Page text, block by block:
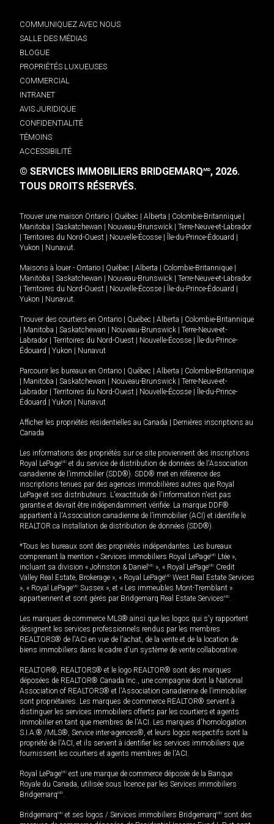
COMMUNIQUEZ AVEC NOUS
SALLE DES MÉDIAS
BLOGUE
PROPRIÉTÉS LUXUEUSES
COMMERCIAL
INTRANET
AVIS JURIDIQUE
CONFIDENTIALITÉ
TÉMOINS
ACCESSIBILITÉ
© SERVICES IMMOBILIERS BRIDGEMARQMD, 2026.
TOUS DROITS RÉSERVÉS.
Trouver une maison Ontario Québec Alberta Colombie-Britannique
Manitoba
Saskatchewan Nouveau-Brunswick
Terre-Neuve-et-Labrador
Territoires du Nord-Ouest Nouvelle-Écosse Île-du-Prince-Édouard
Yukon
Nunavut.
Maisons à louer - Ontario Québec Alberta Colombie-Britannique
Manitoba
Saskatchewan Nouveau-Brunswick
Terre-Neuve-et-Labrador
Territoires du Nord-Ouest Nouvelle-Écosse Île-du-Prince-Édouard
Yukon
Nunavut.
Trouver des courtiers en Ontario Québec Alberta
Colombie-Britannique
Manitoba Saskatchewan Nouveau-Brunswick
Terre-Neuve-et-
Labrador
Territoires du Nord-Ouest Nouvelle-Écosse
Île-du-Prince-
Édouard
Yukon Nunavut
Parcourir les bureaux en Ontario Québec Alberta
Colombie-Britannique
Manitoba Saskatchewan Nouveau-Brunswick
Terre-Neuve-et-
Labrador
Territoires du Nord-Ouest Nouvelle-Écosse
Île-du-Prince-
Édouard
Yukon Nunavut
Afficher les propriétés résidentielles au Canada
Dernières inscriptions au
Canada
Les informations des propriétés sur ce site proviennent des inscriptions
Royal LePageMD et du service de distribution de données de l'Association
canadienne de l’immobilier (SDD®). SDD® met en référence des
inscriptions tenues par des agences immobilières autres que Royal
LePage et ses distributeurs. L'exactitude de l'information n'est pas
garantie et devrait être indépendamment vérifiée. La marque DDF®
appartient à l'Association canadienne de l’immobilier (ACI) et identifie le
REALTOR.ca Installation de distribution de données (SDD®).
*Tous les bureaux sont des propriétés indépendantes. Les bureaux
comprenant la mention « Services immobiliers Royal LePageMD Ltée »,
incluant sa division « Johnston & Daniel MD », « Royal LePageMD Credit
Valley Real Estate, Brokerage », « Royal LePageMD West Real Estate Services
», « Royal LePageMD Sussex », et « Les immeubles Mont-Tremblant »
appartiennent et sont gérés par Bridgemarq Real Estate ServicesMD.
Les marques de commerce MLS® ainsi que les logos qui s'y rapportent
désignent les services professionnels rendus par les membres
REALTORS® de l'ACI en vue de l'achat, de la vente et de la location de
biens immobiliers dans le cadre d'un système de vente collaborative.
REALTOR®, REALTORS® et le logo REALTOR® sont des marques
déposées de REALTOR® Canada Inc., une compagnie dont la National
Association of REALTORS® et l'Association canadienne de l’immobilier
sont propriétaires. Les marques de commerce REALTOR® servent à
distinguer les services immobiliers offerts par les courtiers et agents
immobilier en tant que membres de l'ACI. Les marques d'homologation
S.I.A.® /MLS®, Service inter-agences®, et leurs logos respectifs sont la
propriété de l'ACI, et ils servent à identifier les services immobiliers que
fournissent les courtiers et agents membres de l'ACI.
Royal LePageMD est une marque de commerce déposée de la Banque
Royale du Canada, utilisée sous licence par les Services immobiliers
BridgemarqMD.
BridgemarqMD et ses logos / Services immobiliers BridgemarqMD sont des